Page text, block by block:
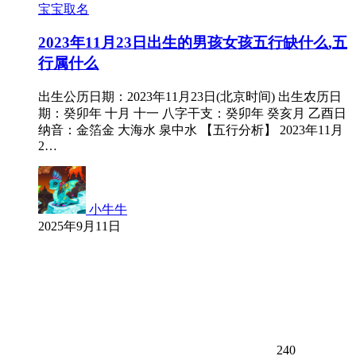
宝宝取名
2023年11月23日出生的男孩女孩五行缺什么,五
行属什么
出生公历日期：2023年11月23日(北京时间) 出生农历日
期：癸卯年 十月 十一 八字干支：癸卯年 癸亥月 乙酉日
纳音：金箔金 大海水 泉中水 【五行分析】 2023年11月
2…
小牛牛
2025年9月11日
240